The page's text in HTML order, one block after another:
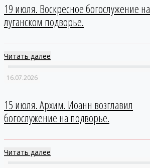
19 июля. Воскресное богослужение на
луганском подворье.
Читать далее
16.07.2026
15 июля. Архим. Иоанн возглавил
богослужение на подворье.
Читать далее